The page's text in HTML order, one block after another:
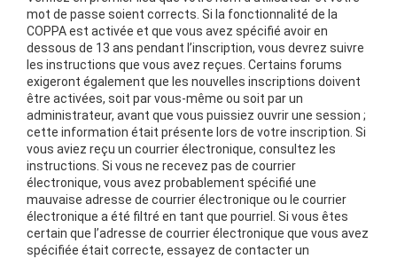
mot de passe soient corrects. Si la fonctionnalité de la
COPPA est activée et que vous avez spécifié avoir en
dessous de 13 ans pendant l’inscription, vous devrez suivre
les instructions que vous avez reçues. Certains forums
exigeront également que les nouvelles inscriptions doivent
être activées, soit par vous-même ou soit par un
administrateur, avant que vous puissiez ouvrir une session ;
cette information était présente lors de votre inscription. Si
vous aviez reçu un courrier électronique, consultez les
instructions. Si vous ne recevez pas de courrier
électronique, vous avez probablement spécifié une
mauvaise adresse de courrier électronique ou le courrier
électronique a été filtré en tant que pourriel. Si vous êtes
certain que l’adresse de courrier électronique que vous avez
spécifiée était correcte, essayez de contacter un